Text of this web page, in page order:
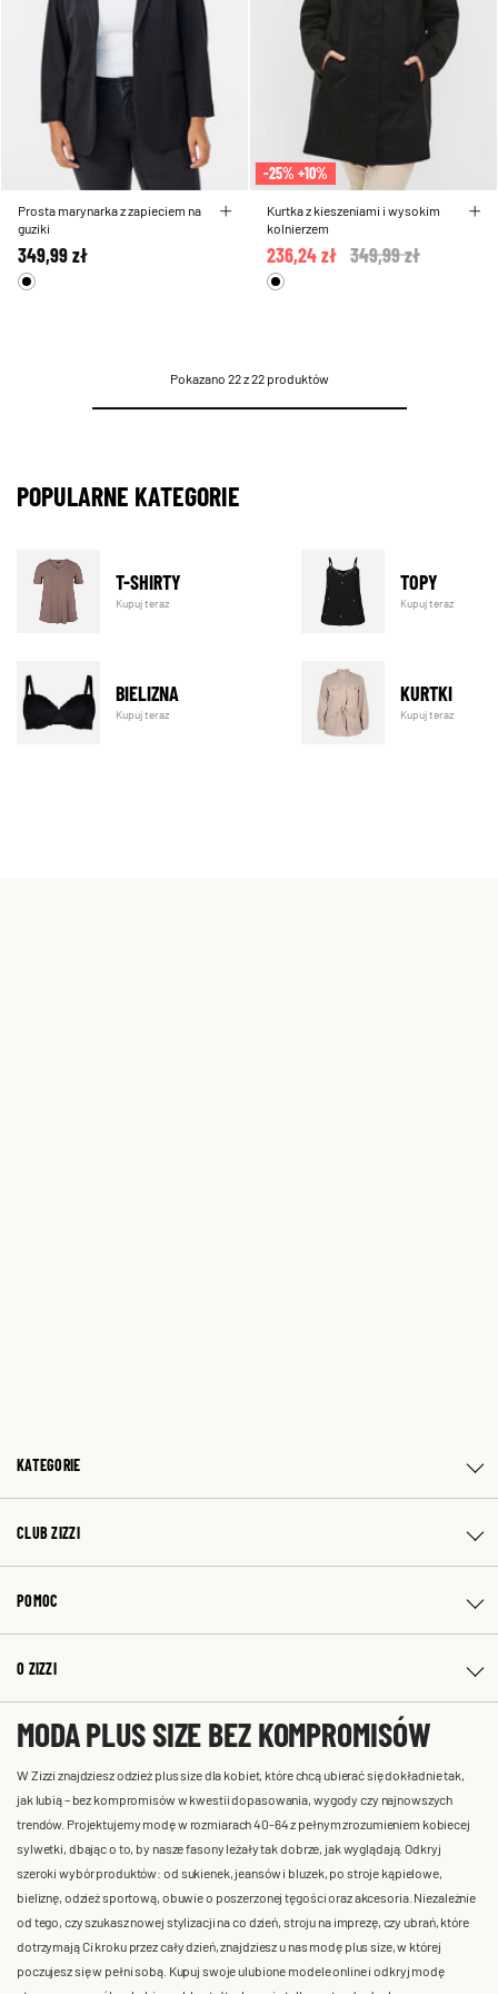
Prosta marynarka z zapieciem na
guziki
349,99 zł
-25% +10%
Kurtka z kieszeniami i wysokim
kolnierzem
Price reduced from
349,99 zł
236,24 zł
Pokazano 22 z 22 produktów
POPULARNE KATEGORIE
T-SHIRTY
Kupuj teraz
TOPY
Kupuj teraz
BIELIZNA
Kupuj teraz
KURTKI
Kupuj teraz
KATEGORIE
CLUB ZIZZI
POMOC
O ZIZZI
MODA PLUS SIZE BEZ KOMPROMISÓW
W Zizzi znajdziesz odzież plus size dla kobiet, które chcą ubierać się dokładnie tak,
jak lubią – bez kompromisów w kwestii dopasowania, wygody czy najnowszych
trendów. Projektujemy modę w rozmiarach 40-64 z pełnym zrozumieniem kobiecej
sylwetki, dbając o to, by nasze fasony leżały tak dobrze, jak wyglądają. Odkryj
szeroki wybór produktów: od sukienek, jeansów i bluzek, po stroje kąpielowe,
bieliznę, odzież sportową, obuwie o poszerzonej tęgości oraz akcesoria. Niezależnie
od tego, czy szukasz nowej stylizacji na co dzień, stroju na imprezę, czy ubrań, które
dotrzymają Ci kroku przez cały dzień, znajdziesz u nas modę plus size, w której
poczujesz się w pełni sobą. Kupuj swoje ulubione modele online i odkryj modę